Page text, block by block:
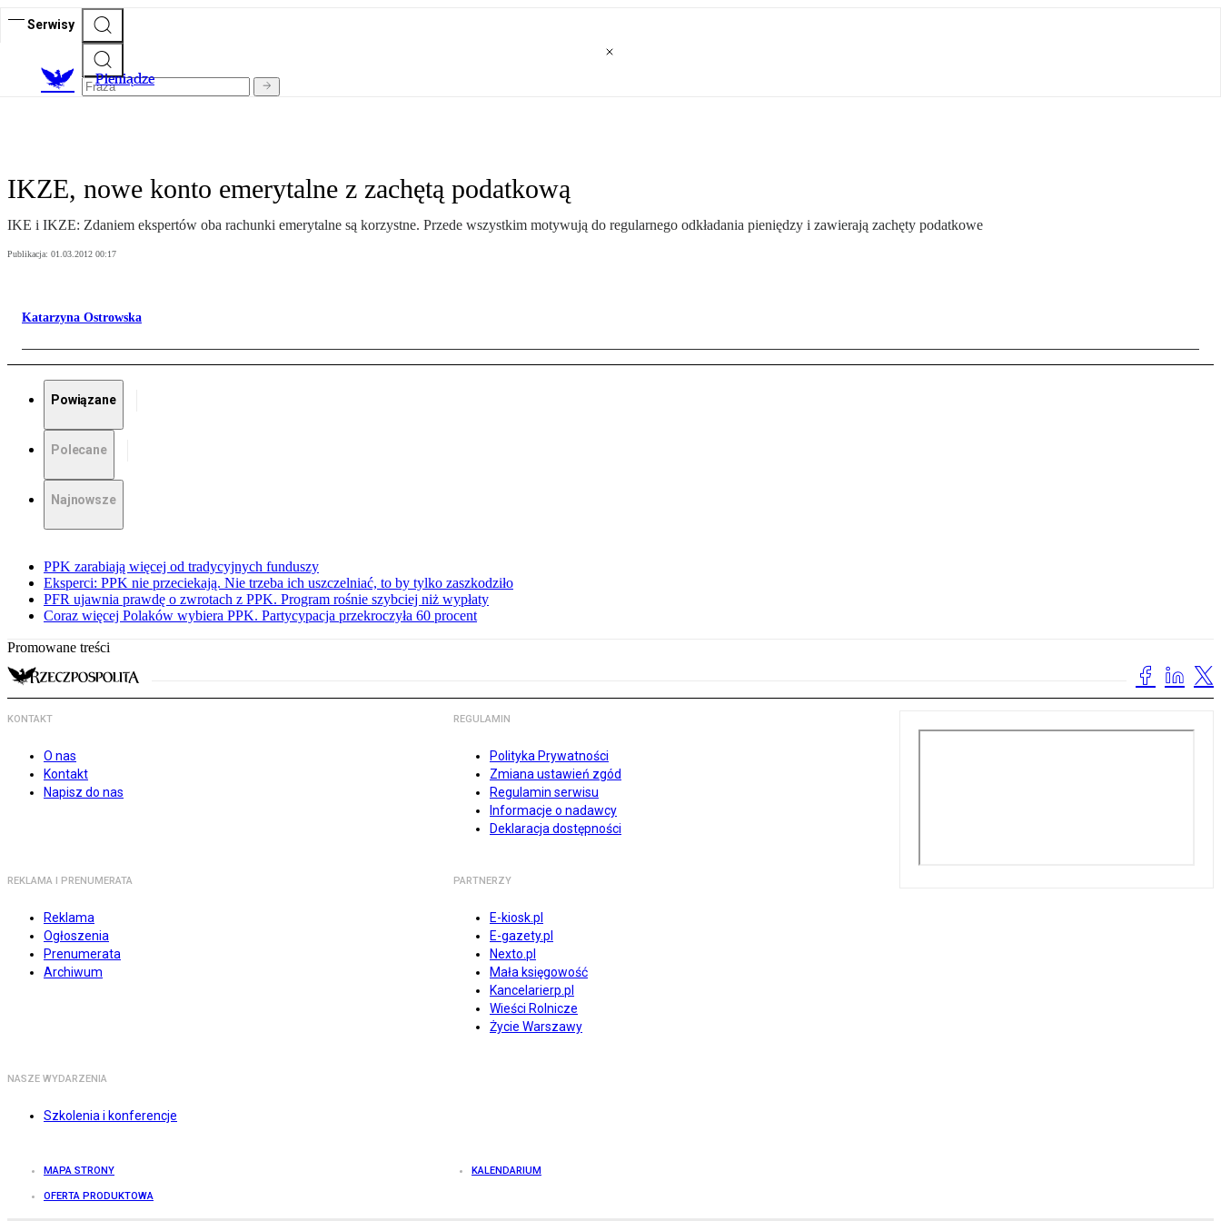
Serwisy
Pieniądze
IKZE, nowe konto emerytalne z zachętą podatkową
IKE i IKZE: Zdaniem ekspertów oba rachunki emerytalne są korzystne. Przede wszystkim motywują do regularnego odkładania pieniędzy i zawierają zachęty podatkowe
Publikacja: 01.03.2012 00:17
Katarzyna Ostrowska
Powiązane
Polecane
Najnowsze
PPK zarabiają więcej od tradycyjnych funduszy
Eksperci: PPK nie przeciekają. Nie trzeba ich uszczelniać, to by tylko zaszkodziło
PFR ujawnia prawdę o zwrotach z PPK. Program rośnie szybciej niż wypłaty
Coraz więcej Polaków wybiera PPK. Partycypacja przekroczyła 60 procent
Promowane treści
KONTAKT
O nas
Kontakt
Napisz do nas
REGULAMIN
Polityka Prywatności
Zmiana ustawień zgód
Regulamin serwisu
Informacje o nadawcy
Deklaracja dostępności
REKLAMA I PRENUMERATA
Reklama
Ogłoszenia
Prenumerata
Archiwum
PARTNERZY
E-kiosk.pl
E-gazety.pl
Nexto.pl
Mała księgowość
Kancelarierp.pl
Wieści Rolnicze
Życie Warszawy
NASZE WYDARZENIA
Szkolenia i konferencje
MAPA STRONY KALENDARIUM
OFERTA PRODUKTOWA